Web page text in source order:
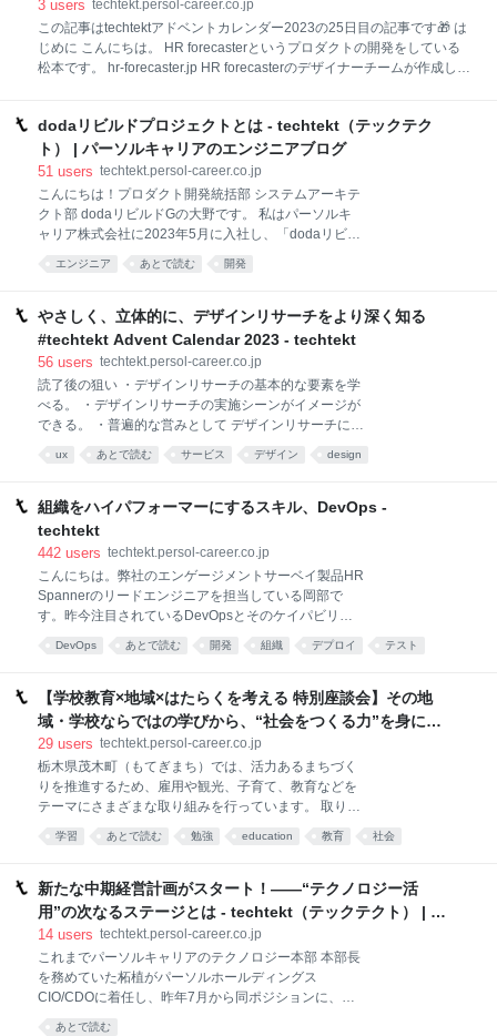
か――リーダーとして取り組みを主導した鵜飼と、新
卒メンバーの讃岐に話を聞きました。 新卒研修を通し
て、実際のプロジェクトにスムーズに合流し活躍でき
く、“人を頼ること”や“他職種の仲間の視点で考えるこ
と”も身についた 今年の課題をふまえ、さらに質
3 users techtekt.persol-career.co.jp
この記事はtechtektアドベントカレンダー2023の25日目の記事です🎁 は
じめに こんにちは。 HR forecasterというプロダクトの開発をしている
松本です。 hr-forecaster.jp HR forecasterのデザイナーチームが作成した
ンジニアの方 Webデザイナーの方 ランディングページを作成したい方
Figmaとは Figmaは、デザインとプロトタイピング界隈で人気のツール
の一つです。 主にフロントエンドのUI/UXデザインを行うクラウドベー
スのツールで、リアルタイムでデザイン作業を共有することが可能で
す。 これによりスムーズなコラボレーションやコミュニケーションが実
現します。 エンジニアの私はFigmaをWebサイト構築の元
dodaリビルドプロジェクトとは - techtekt（テックテク
ト） | パーソルキャリアのエンジニアブログ
51 users techtekt.persol-career.co.jp
こんにちは！プロダクト開発統括部 システムアーキテ
クト部 dodaリビルドGの大野です。 私はパーソルキ
ャリア株式会社に2023年5月に入社し、「dodaリビル
ドプロジェクト」のPMとして従事しております。今回
はdodaリビルドプロジェクトについて現場目線でご紹
とは 転職サービス「doda」が抱える技術負債を解消
すべく発足しているプロジェクトです。 発足当時の背
景等は過去記事（こちら）を参考にしていただければ
記２つに取り組んでおります。 dodaサイトのマイグ
レーション エンジニアの開発効率向上 １つめのdoda
サイトのマイグレーションとはモノシリックな既存画
面を順にフロントエンド/バックエンドへの構成に変更
エンジニア あとで読む 開発
やさしく、立体的に、デザインリサーチをより深く知る
#techtekt Advent Calendar 2023 - techtekt
56 users techtekt.persol-career.co.jp
読了後の狙い ・デザインリサーチの基本的な要素を学
べる。 ・デザインリサーチの実施シーンがイメージが
できる。 ・普遍的な営みとして デザインリサーチに親
近感が持てる。 はじめに パーソルキャリア株式会社
UXリサーチャーの @ono_yah と申します。 今回は現
語を知っている ・デザインリサーチをまったく知らな
い ・近いことはやっているので、自分の業務をより深
く理解したい 上記のような 業務において専門的に実践
ーチと心理的な距離が縮まるような内容になればと思
います。 そのようなコンテンツを執筆したいと思った
動機は、2年前にUXリサーチャーとしてパーソルキャ
リアに入社してから1年半程「UXリサーチャー」とい
ux あとで読む サービス デザイン design
組織をハイパフォーマーにするスキル、DevOps -
techtekt
442 users techtekt.persol-career.co.jp
こんにちは。弊社のエンゲージメントサーベイ製品HR
Spannerのリードエンジニアを担当している岡部で
す。昨今注目されているDevOpsとそのケイパビリテ
ィについて、およそ一年前に社内の勉強会で発表を行
ないました。今回の機会に、こちらでも寄稿させてい
大規模な開発を対象にしていると思いますが、当社の
HR Spannerは10名程度の比較的小規模な開発であ
り、それを前提とした内容になっています。 DevOps
アンケート調査により、高収益、高利益率、高市場占
有率を持つ企業は、単に起業家精神やM&Aの取り組み
だけでなく、開発組織におけるDevOpsのケイパビリ
ティを強化している傾向が浮かび上がっています。こ
DevOps あとで読む 開発 組織 デプロイ テスト
【学校教育×地域×はたらくを考える 特別座談会】その地
域・学校ならではの学びから、“社会をつくる力”を身に着
ける - techtekt（テックテクト） | パーソルキャリアのエ
ンジニアブログ
29 users techtekt.persol-career.co.jp
栃木県茂木町（もてぎまち）では、活力あるまちづく
りを推進するため、雇用や観光、子育て、教育などを
テーマにさまざまな取り組みを行っています。 取り組
みテーマの一つである「教育」において、株式会社
Prima Pinguino（以下、プリマペンギーノ社）が手掛
茂木町。栃木県立茂木高校に開校した無料の公営塾
「ゆずも塾～VIVAもてぎ～」では、教科学習はもちろ
ん、地域と連携した学びを通じて高校生が自らの進路
ます。 パーソルキャリアでは、「キャリアオーナーシ
ップを育む社会を創造する」というメッセージのも
と、転職はもとより“はたらく”を考えるすべての人
が、自分の可能性を信じ、自ら選択・行動できるよう
学習 あとで読む 勉強 education 教育 社会
新たな中期経営計画がスタート！――“テクノロジー活
用”の次なるステージとは - techtekt（テックテクト） | パ
ーソルキャリアのエンジニアブログ
14 users techtekt.persol-career.co.jp
これまでパーソルキャリアのテクノロジー本部 本部長
を務めていた柘植がパーソルホールディングス
CIO/CDOに着任し、昨年7月から同ポジションに、
「doda」のプロダクト開発をはじめさまざまな事業を
あとで読む